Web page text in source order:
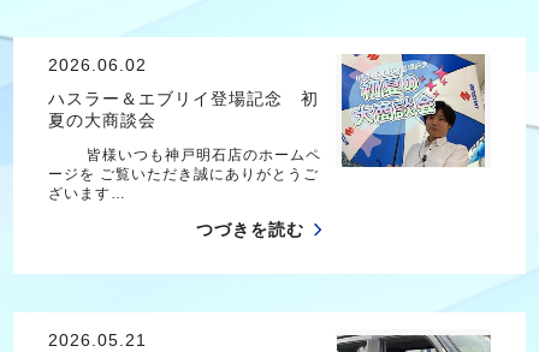
2026.06.02
ハスラー＆エブリイ登場記念 初
夏の大商談会
皆様いつも神戸明石店のホームペ
ージを ご覧いただき誠にありがとうご
ざいます…
つづきを読む
2026.05.21